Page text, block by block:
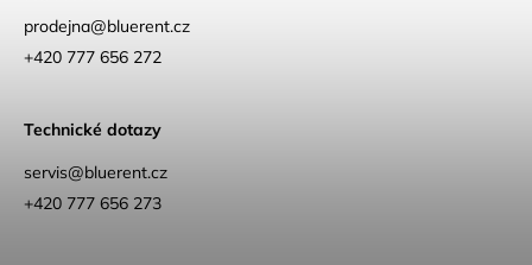
prodejna@bluerent.cz
+420 777 656 272
Technické dotazy
servis@bluerent.cz
+420 777 656 273